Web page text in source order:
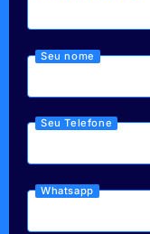
Seu nome
Seu Telefone
Whatsapp